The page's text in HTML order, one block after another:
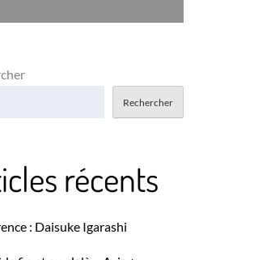
Rechercher
récents
: Daisuke Igarashi